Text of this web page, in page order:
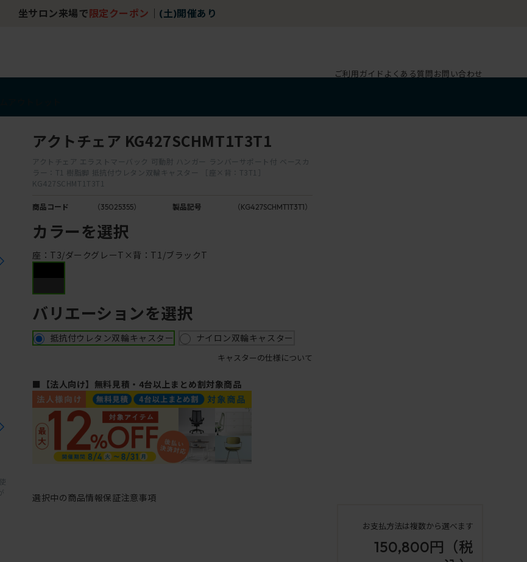
坐サロン来場で 限定クーポン (土)開催あり
ご利用ガイド よくある質問お問い合わせ
アクトチェア KG427SCHMT1T3T1
アクトチェア エラストマーバック 可動肘 ハンガー ランバーサポート付 ベースカ
ラー：T1 樹脂脚 抵抗付ウレタン双輪キャスター ［座×背：T3T1］
KG427SCHMT1T3T1
商品コード （35025355） 製品記号 （KG427SCHMT1T3T1）
カラーを選択
座：T3/ダークグレーT×背：T1/ブラックT
バリエーションを選択
抵抗付ウレタン双輪キャスター ナイロン双輪キャスター
キャスターの仕様について
■【法人向け】無料見積・4台以上まとめ割対象商品
選択中の商品情報保証注意事項
お支払方法は複数から選べます
150,800円 （税